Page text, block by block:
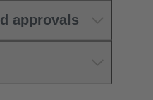
approvals